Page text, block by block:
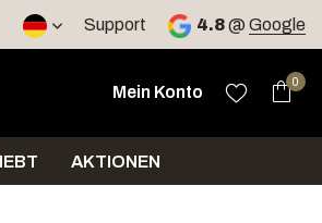
von 4 TagenSupport 4.8@ Google
um das verfügbare Ergebnis
Mein Konto
0
AKTIONEN